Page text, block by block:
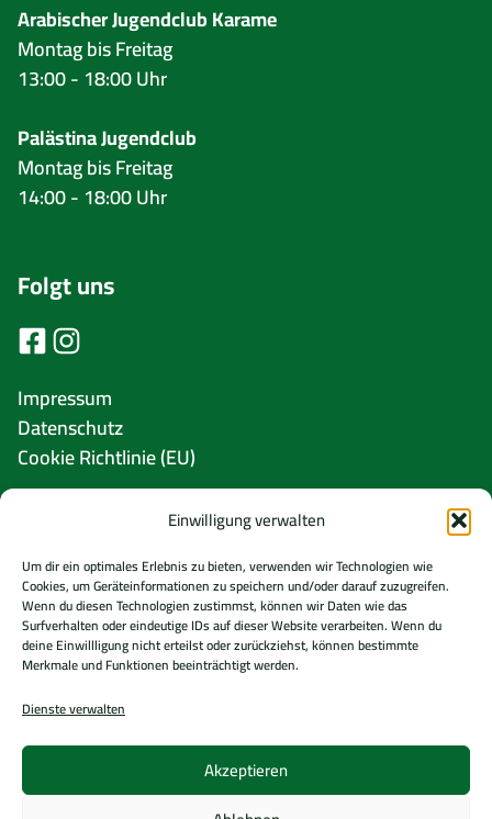
Einwilligung verwalten
Um dir ein optimales Erlebnis zu bieten, verwenden wir Technologien wie
Cookies, um Geräteinformationen zu speichern und/oder darauf zuzugreifen.
Wenn du diesen Technologien zustimmst, können wir Daten wie das
Surfverhalten oder eindeutige IDs auf dieser Website verarbeiten. Wenn du
deine Einwillligung nicht erteilst oder zurückziehst, können bestimmte
Merkmale und Funktionen beeinträchtigt werden.
Dienste verwalten
Akzeptieren
Arabischer Jugendclub Karame
Montag bis Freitag
13:00 - 18:00 Uhr
Palästina Jugendclub
Montag bis Freitag
14:00 - 18:00 Uhr
Folgt uns
Impressum
Datenschutz
Cookie Richtlinie (EU)
Gefördert von